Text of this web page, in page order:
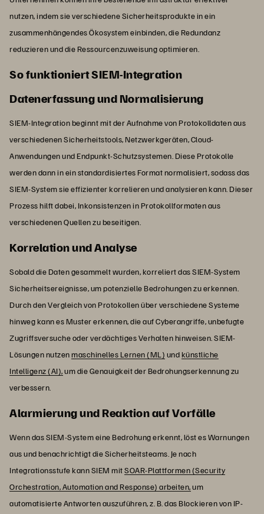
nutzen, indem sie verschiedene Sicherheitsprodukte in ein
zusammenhängendes Ökosystem einbinden, die Redundanz
reduzieren und die Ressourcenzuweisung optimieren.
So funktioniert SIEM-Integration
Datenerfassung und Normalisierung
SIEM-Integration beginnt mit der Aufnahme von Protokolldaten aus
verschiedenen Sicherheitstools, Netzwerkgeräten, Cloud-
Anwendungen und Endpunkt-Schutzsystemen. Diese Protokolle
werden dann in ein standardisiertes Format normalisiert, sodass das
SIEM-System sie effizienter korrelieren und analysieren kann. Dieser
Prozess hilft dabei, Inkonsistenzen in Protokollformaten aus
verschiedenen Quellen zu beseitigen.
Korrelation und Analyse
Sobald die Daten gesammelt wurden, korreliert das SIEM-System
Sicherheitsereignisse, um potenzielle Bedrohungen zu erkennen.
Durch den Vergleich von Protokollen über verschiedene Systeme
hinweg kann es Muster erkennen, die auf Cyberangriffe, unbefugte
Zugriffsversuche oder verdächtiges Verhalten hinweisen. SIEM-
Lösungen nutzenmaschinelles Lernen (ML) undkünstliche
Intelligenz (AI),um die Genauigkeit der Bedrohungserkennung zu
verbessern.
Alarmierung und Reaktion auf Vorfälle
Wenn das SIEM-System eine Bedrohung erkennt, löst es Warnungen
aus und benachrichtigt die Sicherheitsteams. Je nach
Integrationsstufe kann SIEM mitSOAR-Plattformen (Security
Orchestration, Automation and Response) arbeiten,um
automatisierte Antworten auszuführen, z. B. das Blockieren von IP-